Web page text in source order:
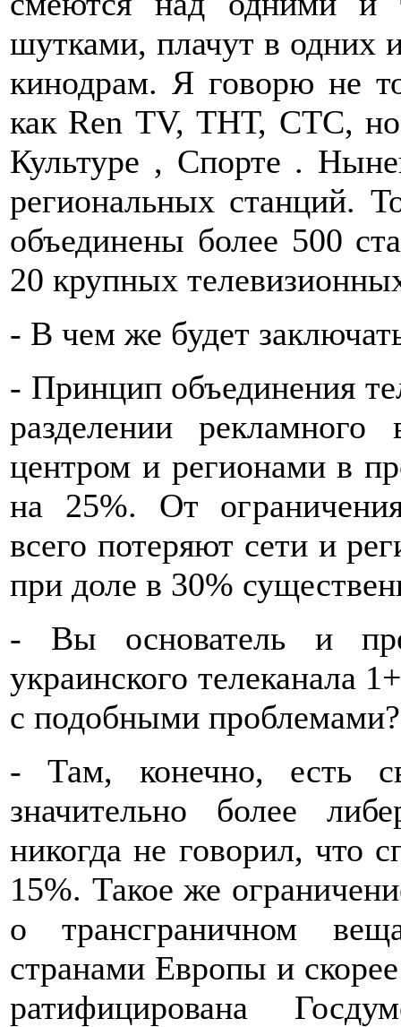
шутками, плачут в одних
кинодрам. Я говорю не
как Ren ТV, ТНТ, СТС, но
Культуре , Спорте .
региональных станций.
объединены более 500
20 крупных
- В чем же будет
- Принцип объединения
разделении
центром и регионами в
на 25%. От
всего потеряют сети и
при доле в 30%
- Вы основатель и
украинского телеканала
с подобными проблемами?
- Там, конечно, есть
значительно более
никогда не говорил, что
15%. Такое же
о трансграничном
странами Европы и
ратифицирована